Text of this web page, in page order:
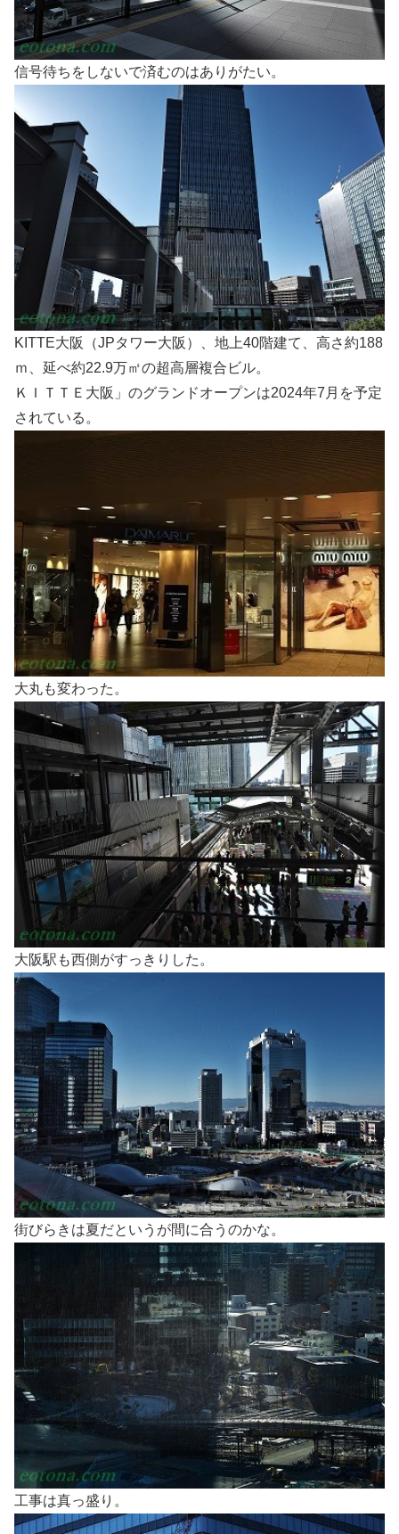
信号待ちをしないで済むのはありがたい。
KITTE大阪（JPタワー大阪）、地上40階建て、高さ約188
ｍ、延べ約22.9万㎡の超高層複合ビル。
ＫＩＴＴＥ大阪」のグランドオープンは2024年7月を予定
されている。
大丸も変わった。
大阪駅も西側がすっきりした。
街びらきは夏だというが間に合うのかな。
工事は真っ盛り。